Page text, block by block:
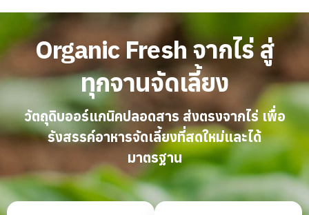
Organic Fresh จากไร่ สู่
ทุกจานจัดเลี้ยง
วัตถุดิบออร์แกนิคปลอดสาร ส่งตรงจากไร่ เพื่อ
รังสรรค์อาหารจัดเลี้ยงที่สดใหม่และได้
มาตรฐาน